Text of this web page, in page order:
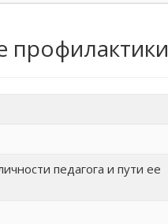
профилактики
педагога и пути ее